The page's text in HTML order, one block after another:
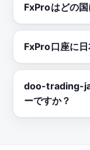
FxProはどの
FxPro口座に
doo-trading-
ーですか？